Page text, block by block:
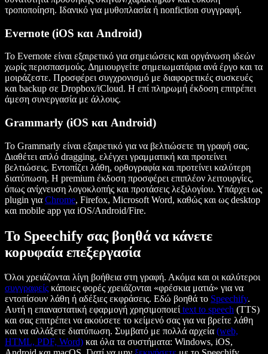
τροποποίηση. Ιδανικό για μυθοπλασία ή nonfiction συγγραφή.
Evernote (iOS και Android)
Το Evernote είναι εξαιρετικό για σημειώσεις και οργάνωση ιδεών
χωρίς περισπασμούς. Δημιουργείτε σημειωματάρια ανά έργο και τα
μοιράζεστε. Προσφέρει συγχρονισμό με διαφορετικές συσκευές
και backup σε Dropbox/iCloud. Η επί πληρωμή έκδοση επιτρέπει
άμεση συνεργασία με άλλους.
Grammarly (iOS και Android)
Το Grammarly είναι εξαιρετικό για να βελτιώσετε τη γραφή σας.
Διαθέτει απλό dragging, ελέγχει γραμματική και προτείνει
βελτιώσεις. Εντοπίζει λάθη, ορθογραφία και προτείνει καλύτερη
διατύπωση. Η premium έκδοση προσφέρει επιπλέον λειτουργίες,
όπως ανίχνευση λογοκλοπής και προτάσεις λεξιλογίου. Υπάρχει ως
plugin για Chrome, Firefox, Microsoft Word, καθώς και ως desktop
και mobile app για iOS/Android/Fire.
Το Speechify σας βοηθά να κάνετε
κορυφαία επεξεργασία
Όλοι χρειάζονται λίγη βοήθεια στη γραφή. Ακόμα και οι καλύτεροι
συγγραφείς κάποιες φορές χρειάζονται «φρέσκια ματιά» για να
εντοπίσουν λάθη ή αδέξιες εκφράσεις. Εδώ βοηθά το Speechify.
Αυτή η επαναστατική εφαρμογή χρησιμοποιεί text to speech (TTS)
και σας επιτρέπει να ακούσετε το κείμενό σας για να βρείτε λάθη
και να αλλάξετε διατύπωση. Συμβατό με πολλά αρχεία (web,
HTML, PDF, Word) και όλα τα συστήματα: Windows, iOS,